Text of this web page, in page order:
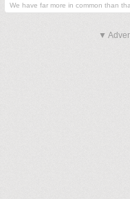
We have far more in common than
▼